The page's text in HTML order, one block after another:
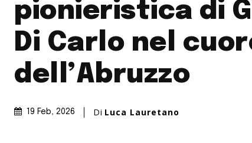
pionieristica di
Di Carlo nel
dell’Abruzzo
19 Feb, 2026 Di Luca Lauretano